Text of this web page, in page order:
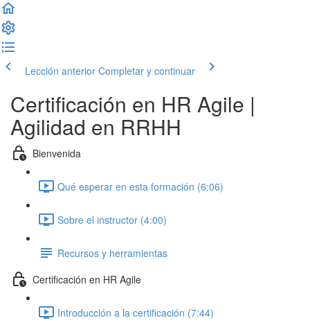
Lección anterior Completar y continuar
Certificación en HR Agile |
Agilidad en RRHH
Bienvenida
Qué esperar en esta formación (6:06)
Sobre el instructor (4:00)
Recursos y herramientas
Certificación en HR Agile
Introducción a la certificación (7:44)